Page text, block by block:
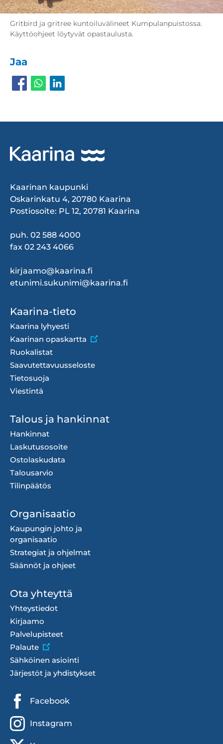
Gritbird ja gritree kuntoiluvälineet Kumpulanpuistossa.
Käyttöohjeet löytyvät opastaulusta.
Jaa
Kaarinan kaupunki
Oskarinkatu 4, 20780 Kaarina
Postiosoite: PL 12, 20781 Kaarina
puh. 02 588 4000
fax 02 243 4066
kirjaamo@kaarina.fi
etunimi.sukunimi@kaarina.fi
Footer
menu
Kaarina-tieto
Kaarina lyhyesti
Kaarinan opaskartta
Ruokalistat
Saavutettavuusseloste
Tietosuoja
Viestintä
Talous ja hankinnat
Hankinnat
Laskutusosoite
Ostolaskudata
Talousarvio
Tilinpäätös
Organisaatio
Kaupungin johto ja
organisaatio
Strategiat ja ohjelmat
Säännöt ja ohjeet
Ota yhteyttä
Yhteystiedot
Kirjaamo
Palvelupisteet
Palaute
Sähköinen asiointi
Järjestöt ja yhdistykset
Sosiaalisen
median
linkit
Facebook
Instagram